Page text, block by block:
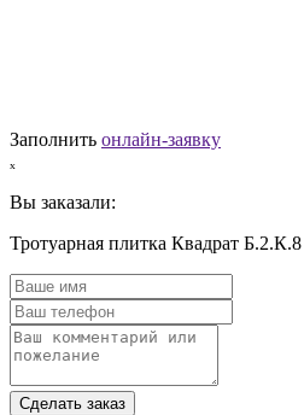
Заполнить онлайн-заявку
ₓ
Вы заказали:
Тротуарная плитка Квадрат
Сделать заказ